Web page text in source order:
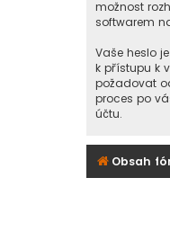
možnost
softwarem
Vaše heslo
k přístupu k
požadovat
proces po
účtu.
Obsah